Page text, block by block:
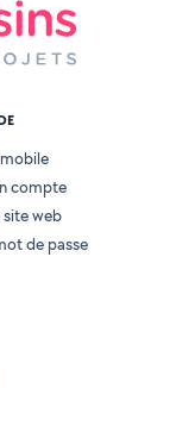
compte
site web
de passe